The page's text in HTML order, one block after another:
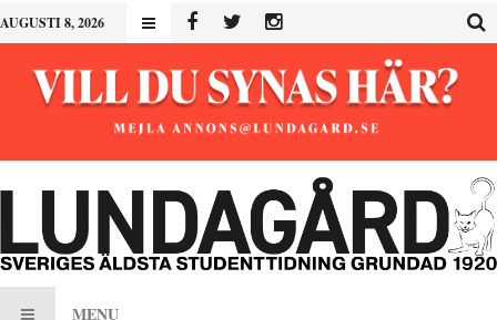
AUGUSTI 8, 2026
MENU